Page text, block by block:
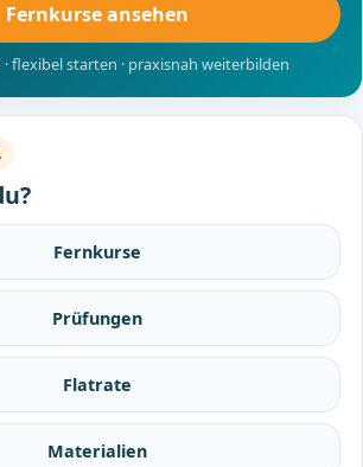
Fernkurse ansehen
flexibel starten · praxisnah weiterbilden
Fernkurse
Prüfungen
Flatrate
Materialien